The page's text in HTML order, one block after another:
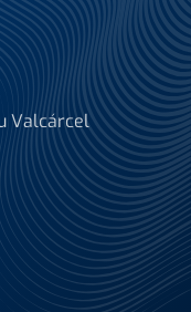
Valcárcel